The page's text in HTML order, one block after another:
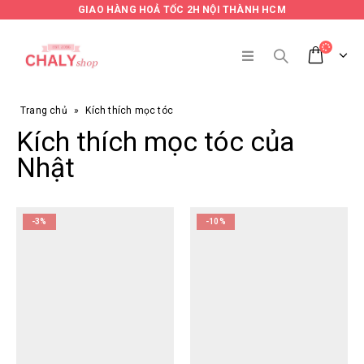
GIAO HÀNG HOẢ TỐC 2H NỘI THÀNH HCM
Trang chủ » Kích thích mọc tóc
Kích thích mọc tóc của
Nhật
-3% -10%